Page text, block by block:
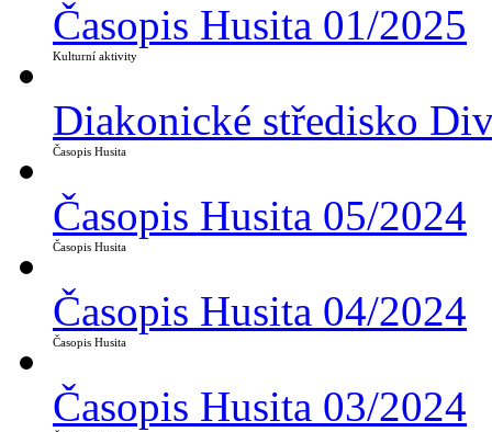
Časopis Husita 01/2025
Kulturní aktivity
Diakonické středisko
Časopis Husita
Časopis Husita 05/2024
Časopis Husita
Časopis Husita 04/2024
Časopis Husita
Časopis Husita 03/2024